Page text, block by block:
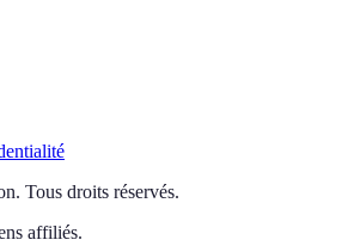
. Tous droits réservés.
affiliés.